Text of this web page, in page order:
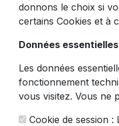
Skimmer de
ça Marche ?
Guide complet du
comment ça marche,
l'installer. Conseils
donnons le choix si
certains Cookies et à
Données essentielles
Les données
fonctionnement
vous visitez. Vous ne
Cookie de session :